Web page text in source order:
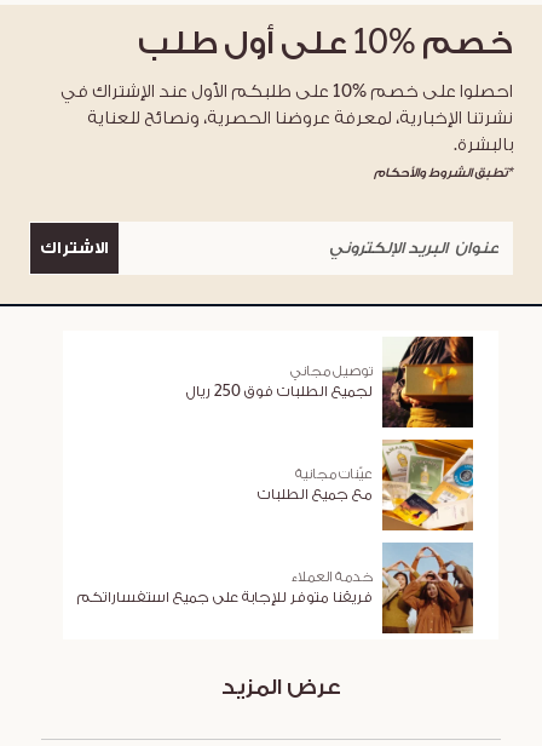
خصم %10 على أول طلب
احصلوا على خصم %10 على طلبكم الأول عند الإشتراك في
نشرتنا الإخبارية، لمعرفة عروضنا الحصرية، ونصائح للعناية
بالبشرة.
*تطبق الشروط والأحكام
الاشتراك
توصيل مجاني
لجميع الطلبات فوق 250 ريال
عيّنات مجانية
مع جميع الطلبات
خدمة العملاء
فريقنا متوفر للإجابة على جميع استفساراتكم
عرض المزيد